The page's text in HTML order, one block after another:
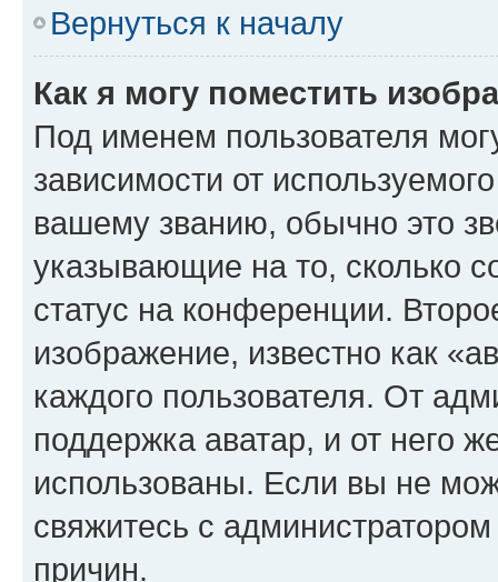
Вернуться к началу
Как я могу поместить
Под именем пользователя
зависимости от
вашему званию, обычно это
указывающие на то, сколько
статус на конференции.
изображение, известно как
каждого пользователя. От
поддержка аватар, и от него
использованы. Если вы не
свяжитесь с
причин.